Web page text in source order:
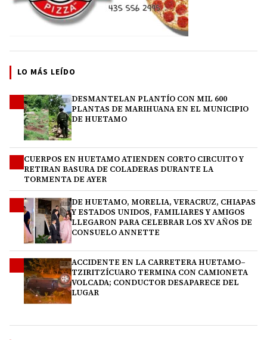
LO MÁS LEÍDO
DESMANTELAN PLANTÍO CON MIL 600
PLANTAS DE MARIHUANA EN EL MUNICIPIO
DE HUETAMO
CUERPOS EN HUETAMO ATIENDEN CORTO CIRCUITO Y
RETIRAN BASURA DE COLADERAS DURANTE LA
TORMENTA DE AYER
DE HUETAMO, MORELIA, VERACRUZ, CHIAPAS
Y ESTADOS UNIDOS, FAMILIARES Y AMIGOS
LLEGARON PARA CELEBRAR LOS XV AÑOS DE
CONSUELO ANNETTE
ACCIDENTE EN LA CARRETERA HUETAMO–
TZIRITZÍCUARO TERMINA CON CAMIONETA
VOLCADA; CONDUCTOR DESAPARECE DEL
LUGAR